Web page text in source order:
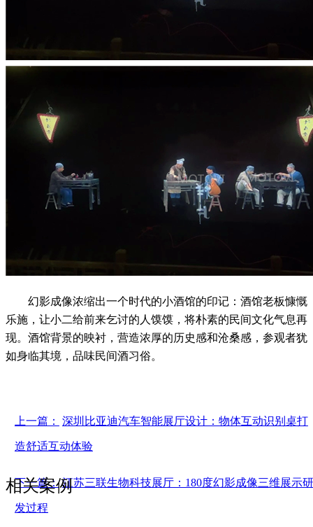
幻影成像浓缩出一个时代的小酒馆的印记：酒馆老板慷慨
乐施，让小二给前来乞讨的人馍馍，将朴素的民间文化气息再
现。酒馆背景的映衬，营造浓厚的历史感和沧桑感，参观者犹
如身临其境，品味民间酒习俗。
上一篇： 深圳比亚迪汽车智能展厅设计：物体互动识别桌打
造舒适互动体验
下一篇： 江苏三联生物科技展厅：180度幻影成像三维展示研
发过程
相关案例